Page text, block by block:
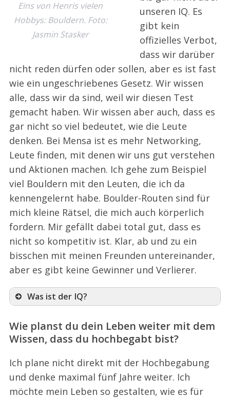
Eins von Henris vielen
Hobbys: Bouldern. Foto:
Jasmin Stasker
unseren IQ. Es
gibt kein
offizielles Verbot,
dass wir darüber
nicht reden dürfen oder sollen, aber es ist fast
wie ein ungeschriebenes Gesetz. Wir wissen
alle, dass wir da sind, weil wir diesen Test
gemacht haben. Wir wissen aber auch, dass es
gar nicht so viel bedeutet, wie die Leute
denken. Bei Mensa ist es mehr Networking,
Leute finden, mit denen wir uns gut verstehen
und Aktionen machen. Ich gehe zum Beispiel
viel Bouldern mit den Leuten, die ich da
kennengelernt habe. Boulder-Routen sind für
mich kleine Rätsel, die mich auch körperlich
fordern. Mir gefällt dabei total gut, dass es
nicht so kompetitiv ist. Klar, ab und zu ein
bisschen mit meinen Freunden untereinander,
aber es gibt keine Gewinner und Verlierer.
Was ist der IQ?
Wie planst du dein Leben weiter mit dem
Wissen, dass du hochbegabt bist?
Ich plane nicht direkt mit der Hochbegabung
und denke maximal fünf Jahre weiter. Ich
möchte mein Leben so gestalten, wie es für